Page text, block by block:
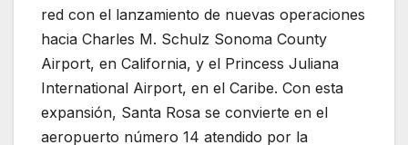
red con el lanzamiento de nuevas operaciones
hacia Charles M. Schulz Sonoma County
Airport, en California, y el Princess Juliana
International Airport, en el Caribe. Con esta
expansión, Santa Rosa se convierte en el
aeropuerto número 14 atendido por la